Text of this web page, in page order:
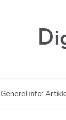
Generel info: